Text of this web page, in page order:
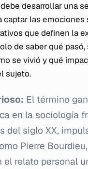
desarrollar una
captar las
que definen la
de saber qué pasó,
se vivió y qué
sujeto.
El término
en la sociología
del siglo XX,
Pierre
el relato personal